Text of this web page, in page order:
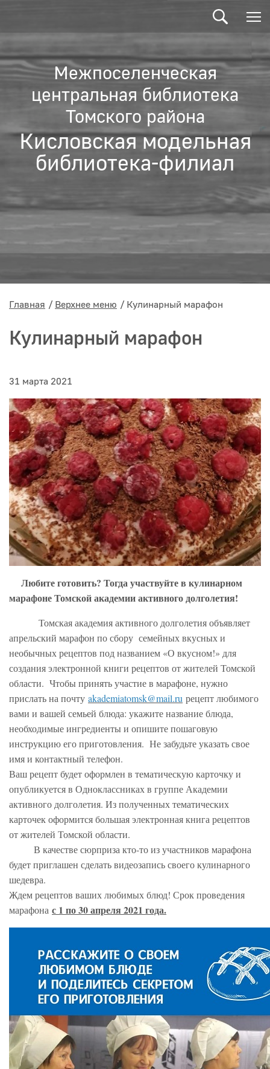
Межпоселенческая
центральная библиотека
Томского района
Кисловская модельная
библиотека-филиал
Главная Верхнее меню Кулинарный марафон
Кулинарный марафон
31 марта 2021
Любите готовить? Тогда участвуйте в кулинарном
марафоне Томской академии активного долголетия!
Томская академия активного долголетия объявляет
апрельский марафон по сбору семейных вкусных и
необычных рецептов под названием «О вкусном!» для
создания электронной книги рецептов от жителей Томской
области. Чтобы принять участие в марафоне, нужно
прислать на почту akademiatomsk@mail.ru рецепт любимого
вами и вашей семьей блюда: укажите название блюда,
необходимые ингредиенты и опишите пошаговую
инструкцию его приготовления. Не забудьте указать свое
имя и контактный телефон.
Ваш рецепт будет оформлен в тематическую карточку и
опубликуется в Одноклассниках в группе Академии
активного долголетия. Из полученных тематических
карточек оформится большая электронная книга рецептов
от жителей Томской области.
В качестве сюрприза кто-то из участников марафона
будет приглашен сделать видеозапись своего кулинарного
шедевра.
Ждем рецептов ваших любимых блюд! Срок проведения
марафона с 1 по 30 апреля 2021 года.